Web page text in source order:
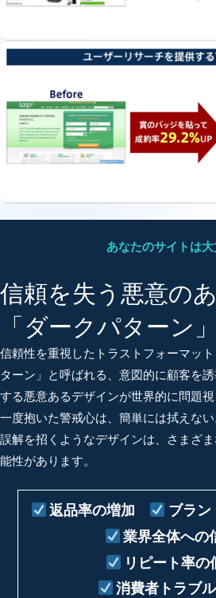
あなたのサイトは大
信頼を失う悪意の
「ダークパターン」
信頼性を重視したトラストフォーマッ
ターン」と呼ばれる、意図的に顧客を
する悪意あるデザインが世界的に問題視
一度抱いた警戒心は、簡単には拭えない
誤解を招くようなデザインは、さまざ
能性があります。
返品率の増加
ブラン
業界全体への
リピート率
消費者トラブ